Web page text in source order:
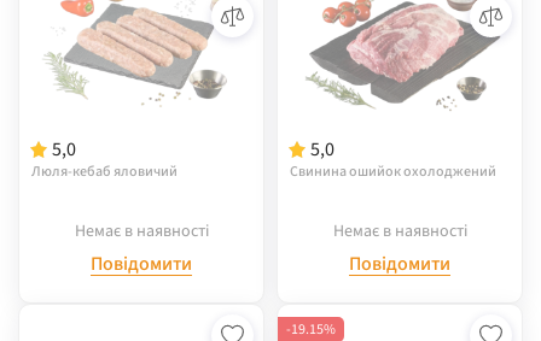
5,0
Люля-кебаб яловичий
Немає в наявності
Повідомити
5,0
Свинина ошийок охолоджений
Немає в наявності
Повідомити
-19.15%